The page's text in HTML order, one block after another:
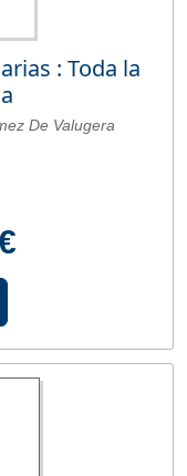
: Toda la
De Valugera